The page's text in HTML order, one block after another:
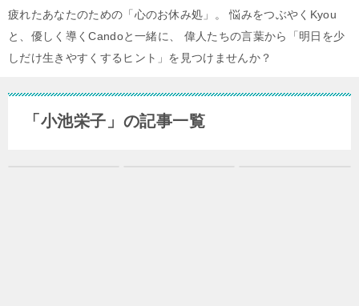
疲れたあなたのための「心のお休み処」。 悩みをつぶやくKyou
と、優しく導くCandoと一緒に、 偉人たちの言葉から「明日を少
しだけ生きやすくするヒント」を見つけませんか？
「小池栄子」の記事一覧